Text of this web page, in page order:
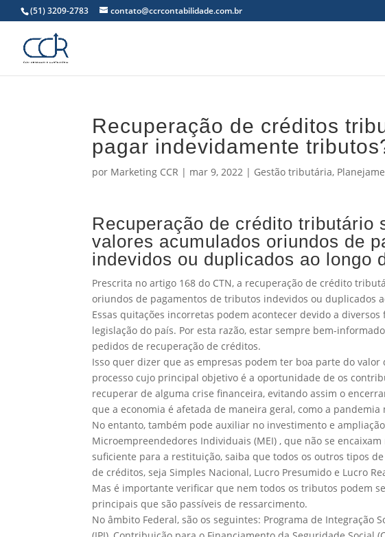
(51) 3209-2783 contato@ccrcontabilidade.com.br
Recuperação de créditos
pagar indevidamente
por Marketing CCR | mar 9, 2022 | Gestão tributária,
Recuperação de crédito tributário
valores acumulados oriundos de
indevidos ou duplicados ao longo
Prescrita no artigo 168 do CTN, a recuperação de crédito
oriundos de pagamentos de tributos indevidos ou duplicados
Essas quitações incorretas podem acontecer devido a
legislação do país. Por esta razão, estar sempre bem-
pedidos de recuperação de créditos.
Isso quer dizer que as empresas podem ter boa parte do
processo cujo principal objetivo é a oportunidade de os
recuperar de alguma crise financeira, evitando assim o
que a economia é afetada de maneira geral, como a
No entanto, também pode auxiliar no investimento e
Microempreendedores Individuais (MEI) , que não se
suficiente para a restituição, saiba que todos os outros tipos
de créditos, seja Simples Nacional, Lucro Presumido e Lucro
Mas é importante verificar que nem todos os tributos podem
principais que são passíveis de ressarcimento.
No âmbito Federal, são os seguintes: Programa de Integração